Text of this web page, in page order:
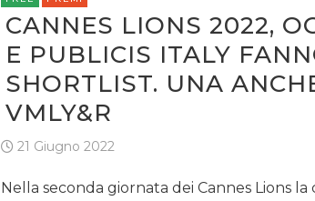
CANNES LIONS 2022,
E PUBLICIS ITALY
SHORTLIST. UNA
VMLY&R
21 Giugno 2022
Nella seconda giornata dei Cannes Lions